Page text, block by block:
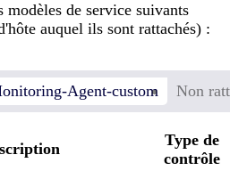
modèles de service suivants
auquel ils sont rattachés) :
Agent-custom Non
Type de
contrôle